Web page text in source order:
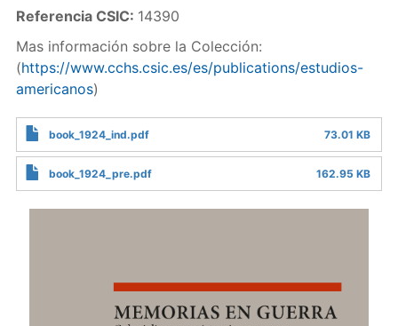
Referencia CSIC: 14390
Mas información sobre la Colección:
(https://www.cchs.csic.es/es/publications/estudios-
americanos)
book_1924_ind.pdf 73.01 KB
book_1924_pre.pdf 162.95 KB